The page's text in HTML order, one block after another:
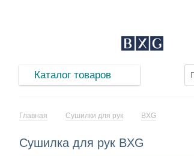
Каталог товаров
Главная Сушилки для рук BXG
Сушилка для рук BXG